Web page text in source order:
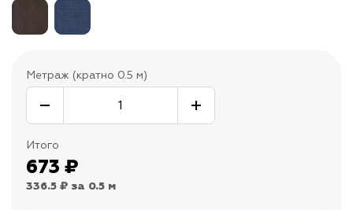
Метраж (кратно 0.5 м)
Итого
673 ₽
336.5 ₽ за 0.5 м